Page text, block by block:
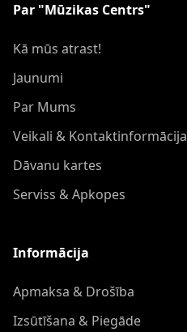
Par "Mūzikas Centrs"
Kā mūs atrast!
Jaunumi
Par Mums
Veikali & Kontaktinformācija
Dāvanu kartes
Serviss & Apkopes
Informācija
Apmaksa & Drošība
Izsūtīšana & Piegāde